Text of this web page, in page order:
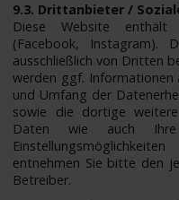
9.3. Drittanbieter /
Diese Website enthält
(Facebook, Instagram).
ausschließlich von Dritten
werden ggf.
und Umfang der
sowie die dortige
Daten wie auch Ihre
entnehmen Sie bitte den
Betreiber.